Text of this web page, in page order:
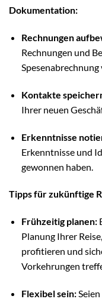
Dokumentation:
Rechnungen
Rechnungen und
Kontakte
Ihrer neuen
Erkenntnisse
Erkenntnisse und
gewonnen haben.
Tipps für zukünftige
Frühzeitig planen:
Planung Ihrer
profitieren und
Vorkehrungen
Flexibel sein:Seien